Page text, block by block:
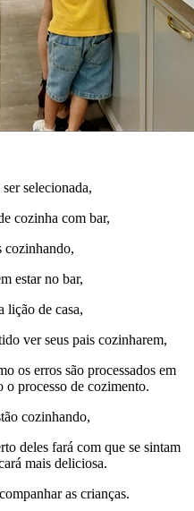
selecionada,
cozinha com bar,
cozinhando,
estar no bar,
lição de casa,
ver seus pais cozinharem,
os erros são processados em
o processo de cozimento.
cozinhando,
deles fará com que se sintam
mais deliciosa.
as crianças.